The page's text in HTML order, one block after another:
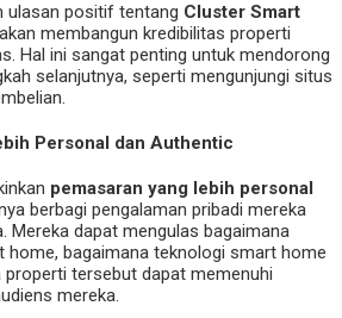
ulasan positif tentang Cluster Smart
membangun kredibilitas properti
Hal ini sangat penting untuk mendorong
selanjutnya, seperti mengunjungi situs
Personal dan Authentic
pemasaran yang lebih personal
berbagi pengalaman pribadi mereka
Mereka dapat mengulas bagaimana
home, bagaimana teknologi smart home
properti tersebut dapat memenuhi
mereka.